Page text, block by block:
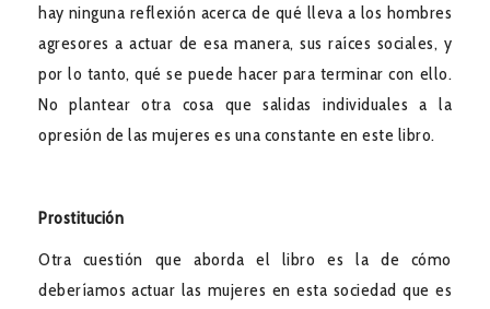
hay ninguna reflexión acerca de qué lleva a los hombres
agresores a actuar de esa manera, sus raíces sociales, y
por lo tanto, qué se puede hacer para terminar con ello.
No plantear otra cosa que salidas individuales a la
opresión de las mujeres es una constante en este libro.
Prostitución
Otra cuestión que aborda el libro es la de cómo
deberíamos actuar las mujeres en esta sociedad que es